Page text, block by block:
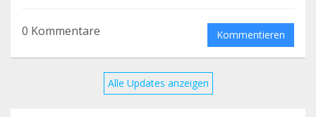
0 Kommentare Kommentieren
Alle Updates anzeigen